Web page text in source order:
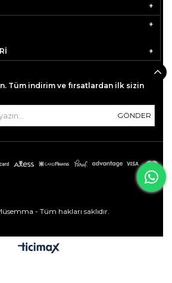
Tüm indirim ve fırsatlardan ilk sizin
GÖNDER
- Tüm hakları saklıdır.